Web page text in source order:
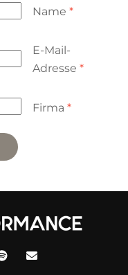
Name*
E-Mail-
Adresse*
Firma*